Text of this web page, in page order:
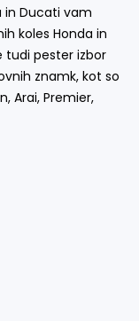
in Ducati vam
koles Honda in
tudi pester izbor
znamk, kot so
Arai, Premier,